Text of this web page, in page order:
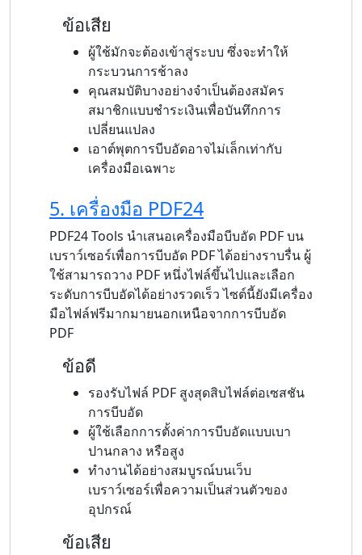
ข้อเสีย
ผู้ใช้มักจะต้องเข้าสู่ระบบ ซึ่งจะทำให้
กระบวนการช้าลง
คุณสมบัติบางอย่างจำเป็นต้องสมัคร
สมาชิกแบบชำระเงินเพื่อบันทึกการ
เปลี่ยนแปลง
เอาต์พุตการบีบอัดอาจไม่เล็กเท่ากับ
เครื่องมือเฉพาะ
5. เครื่องมือ PDF24
PDF24 Tools นำเสนอเครื่องมือบีบอัด PDF บน
เบราว์เซอร์เพื่อการบีบอัด PDF ได้อย่างราบรื่น ผู้
ใช้สามารถวาง PDF หนึ่งไฟล์ขึ้นไปและเลือก
ระดับการบีบอัดได้อย่างรวดเร็ว ไซต์นี้ยังมีเครื่อง
มือไฟล์ฟรีมากมายนอกเหนือจากการบีบอัด
PDF
ข้อดี
รองรับไฟล์ PDF สูงสุดสิบไฟล์ต่อเซสชัน
การบีบอัด
ผู้ใช้เลือกการตั้งค่าการบีบอัดแบบเบา
ปานกลาง หรือสูง
ทำงานได้อย่างสมบูรณ์บนเว็บ
เบราว์เซอร์เพื่อความเป็นส่วนตัวของ
อุปกรณ์
ข้อเสีย